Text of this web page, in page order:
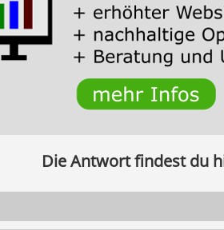
Die Antwort findest du